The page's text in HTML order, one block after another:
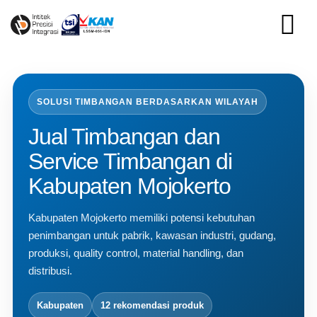
SOLUSI TIMBANGAN BERDASARKAN WILAYAH
Jual Timbangan dan
Service Timbangan di
Kabupaten Mojokerto
Kabupaten Mojokerto memiliki potensi kebutuhan
penimbangan untuk pabrik, kawasan industri, gudang,
produksi, quality control, material handling, dan
distribusi.
Kabupaten 12 rekomendasi produk